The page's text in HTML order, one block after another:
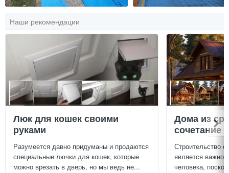
Наши рекомендации
Люк для кошек своими
руками
Разумеется давно придуманы и продаются
специальные лючки для кошек, которые
можно врезать в дверь, но мы ведь не...
Дома из
сочетание
Строительство
является
человека,